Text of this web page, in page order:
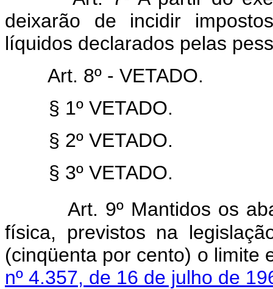
deixarão de incidir
líquidos declarados pelas
Art. 8º - VETADO.
§ 1º VETADO.
§ 2º VETADO.
§ 3º VETADO.
Art. 9º Mantidos os
física, previstos na
(cinqüenta por cento) o limite
nº 4.357, de 16 de julho de